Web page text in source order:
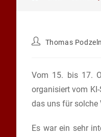
Beitrags-
Thomas
Vom 15. bis 17.
organisiert vom
das uns für solche
Es war ein sehr